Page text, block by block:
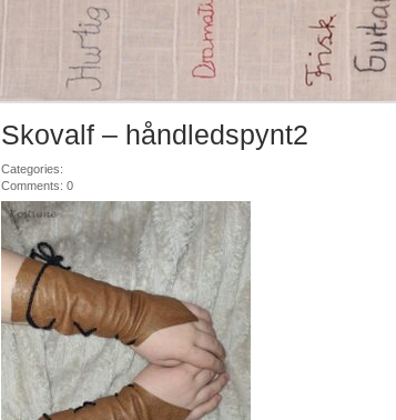
Skovalf – håndledspynt2
Categories:
Comments: 0